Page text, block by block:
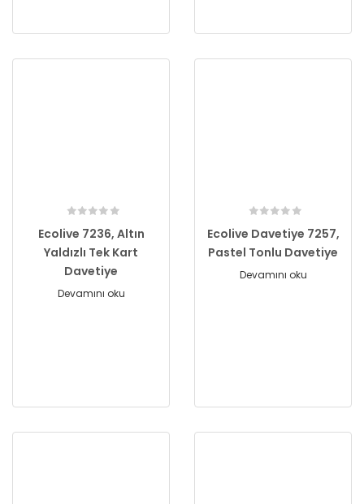
Ecolive 7236, Altın
Yaldızlı Tek Kart
Davetiye
Devamını oku
Ecolive Davetiye 7257,
Pastel Tonlu Davetiye
Devamını oku